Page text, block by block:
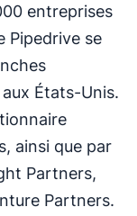
entreprises
Pipedrive se
États-Unis.
ainsi que par
Partners,
Partners.